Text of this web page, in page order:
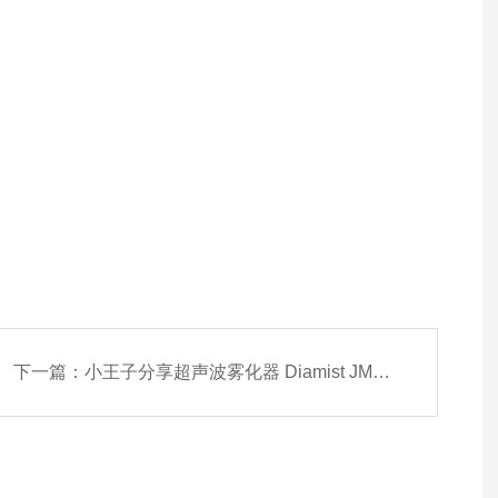
下一篇： 小王子分享超声波雾化器 Diamist JM-200概要